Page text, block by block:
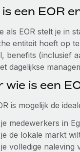
een EOR
als EOR stelt je in
entiteit hoeft op
benefits (inclusief
dagelijkse
wie is een
is mogelijk de
medewerkers in
de lokale markt
volledige naleving